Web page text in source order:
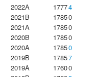
2022A
17774
2021B
17850
2021A
17850
2020B
17850
2020A
17850
2019B
17857
2019A
17600